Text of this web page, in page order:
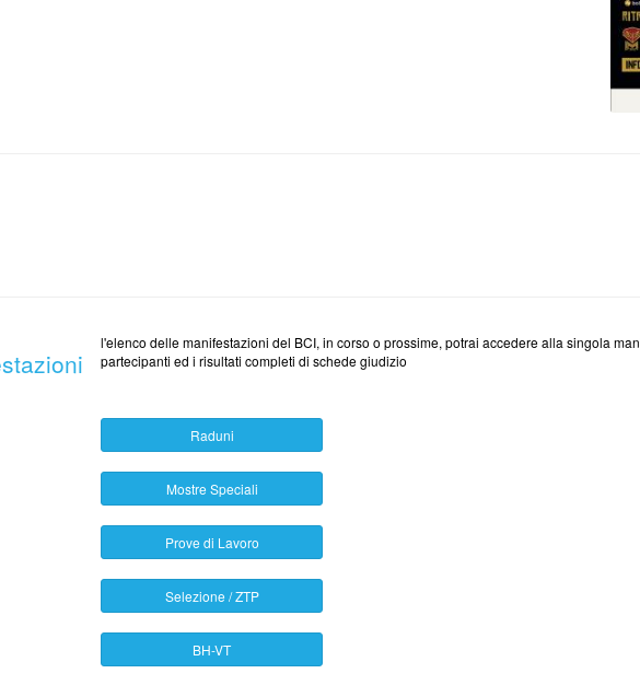
l'elenco delle manifestazioni del BCI, in corso o prossime, potrai accedere alla singola
partecipanti ed i risultati completi di schede giudizio
Raduni
Mostre Speciali
Prove di Lavoro
Selezione / ZTP
BH-VT